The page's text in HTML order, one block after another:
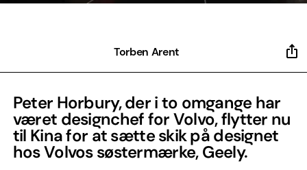
Torben Arent
Peter Horbury, der i to omgange har
været designchef for Volvo, flytter nu
til Kina for at sætte skik på designet
hos Volvos søstermærke, Geely.